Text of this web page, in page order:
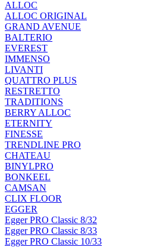
ALLOC
ALLOC ORIGINAL
GRAND AVENUE
BALTERIO
EVEREST
IMMENSO
LIVANTI
QUATTRO PLUS
RESTRETTO
TRADITIONS
BERRY ALLOC
ETERNITY
FINESSE
TRENDLINE PRO
CHATEAU
BINYLPRO
BONKEEL
CAMSAN
CLIX FLOOR
EGGER
Egger PRO Classic 8/32
Egger PRO Classic 8/33
Egger PRO Classic 10/33